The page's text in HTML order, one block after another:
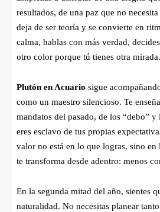
resultados, de una paz que no
deja de ser teoría y se convierte en
calma, hablas con más verdad,
otro color porque tú tienes otra mirada.
Plutón en Acuario sigue
como un maestro silencioso. Te
mandatos del pasado, de los “debo” y
eres esclavo de tus propias
valor no está en lo que logras, sino en
te transforma desde adentro: menos
En la segunda mitad del año, sientes
naturalidad. No necesitas planear